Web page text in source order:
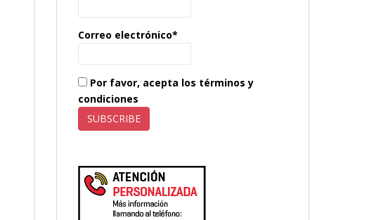
Correo electrónico*
Por favor, acepta los términos y
condiciones